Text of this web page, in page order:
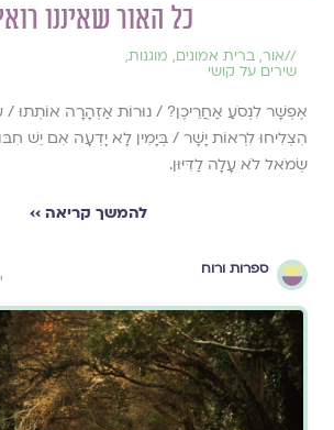
כל האור שאיננו
//אור, ברית אמונים, מוגנות,
שירים על קושי
אֶפְשָׁר לִנְסֹעַ אַחֲרֵיכֶן? / נוּרוֹת אַזְהָרָה אוֹתְתוּ /
הִצְלִיחוּ לִרְאוֹת יָשָׁר / בְּיָמִין לָא יָדְעָה אִם יֵשׁ
שְׂמֹאל לֹא עָלָה לַדִּיּוּן.
להמשך קריאה ››
ספרות ורוח